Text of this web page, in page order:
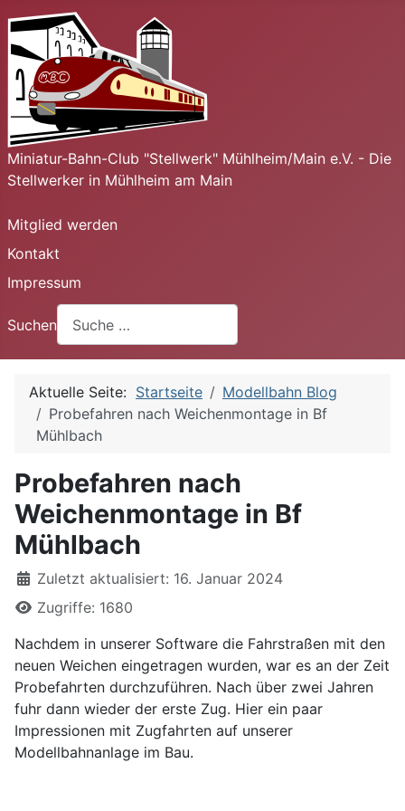
Miniatur-Bahn-Club "Stellwerk" Mühlheim/Main e.V. - Die
Stellwerker in Mühlheim am Main
Mitglied werden
Kontakt
Impressum
Suchen
Aktuelle Seite: Startseite
Modellbahn Blog
Probefahren nach Weichenmontage in Bf
Mühlbach
Probefahren nach
Weichenmontage in Bf
Mühlbach
DetailsZuletzt aktualisiert: 16. Januar 2024
Zugriffe: 1680
Nachdem in unserer Software die Fahrstraßen mit den
neuen Weichen eingetragen wurden, war es an der Zeit
Probefahrten durchzuführen. Nach über zwei Jahren
fuhr dann wieder der erste Zug. Hier ein paar
Impressionen mit Zugfahrten auf unserer
Modellbahnanlage im Bau.